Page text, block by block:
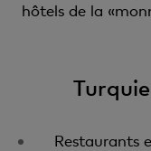
hôtels de la
Restaurants